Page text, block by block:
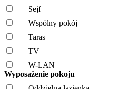
Sejf
Wspólny pokój
Taras
TV
W-LAN
Wyposażenie pokoju